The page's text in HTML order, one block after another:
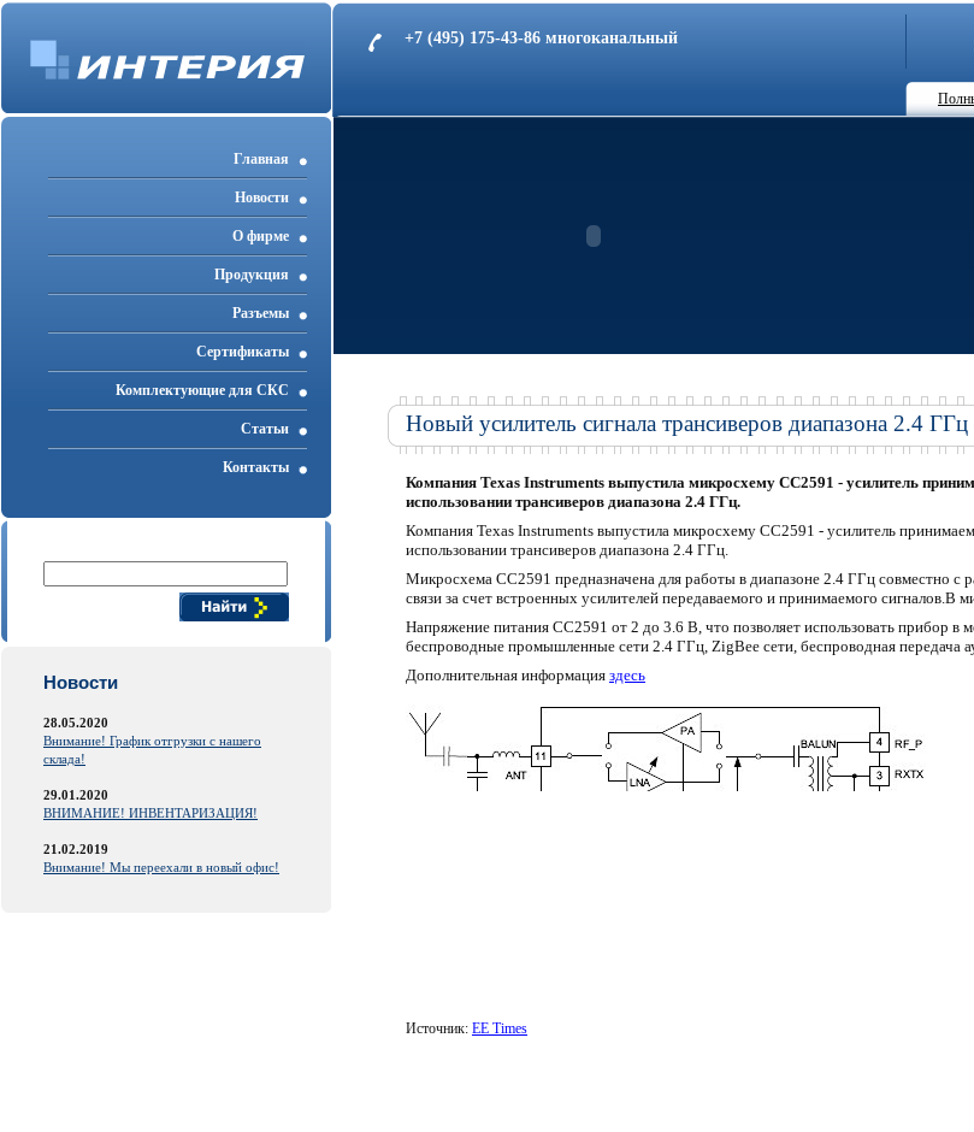
+7 (495) 175-43-86 многоканальный
Главная
Новости
О фирме
Продукция
Разъемы
Cертификаты
Комплектующие для СКС
Статьи
Контакты
Новости
28.05.2020
Внимание! График отгрузки с нашего
склада!
29.01.2020
ВНИМАНИЕ! ИНВЕНТАРИЗАЦИЯ!
21.02.2019
Внимание! Мы переехали в новый офис!
Новый усилитель сигнала трансиверов диапазона 2.4
Компания Texas Instruments выпустила микросхему СС2591 - усилитель
использовании трансиверов диапазона 2.4 ГГц.
Компания Texas Instruments выпустила микросхему СС2591 - усилитель
использовании трансиверов диапазона 2.4 ГГц.
Микросхема CC2591 предназначена для работы в диапазоне 2.4 ГГц совместно с
связи за счет встроенных усилителей передаваемого и принимаемого
Напряжение питания CC2591 от 2 до 3.6 В, что позволяет использовать прибор
беспроводные промышленные сети 2.4 ГГц, ZigBee сети, беспроводная передача
Дополнительная информация здесь
Источник: EE Times